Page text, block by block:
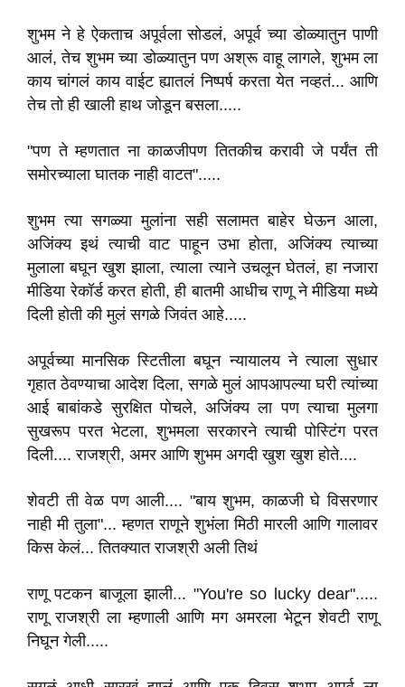
शुभम ने हे ऐकताच अपूर्वला सोडलं, अपूर्व च्या डोळ्यातुन पाणी
आलं, तेच शुभम च्या डोळ्यातुन पण अश्रू वाहू लागले, शुभम ला
काय चांगलं काय वाईट ह्यातलं निष्पर्ष करता येत नव्हतं... आणि
तेच तो ही खाली हाथ जोडून बसला.....
"पण ते म्हणतात ना काळजीपण तितकीच करावी जे पर्यंत ती
समोरच्याला घातक नाही वाटत".....
शुभम त्या सगळ्या मुलांना सही सलामत बाहेर घेऊन आला,
अजिंक्य इथं त्याची वाट पाहून उभा होता, अजिंक्य त्याच्या
मुलाला बघून खुश झाला, त्याला त्याने उचलून घेतलं, हा नजारा
मीडिया रेकॉर्ड करत होती, ही बातमी आधीच राणू ने मीडिया मध्ये
दिली होती की मुलं सगळे जिवंत आहे.....
अपूर्वच्या मानसिक स्टितीला बघून न्यायालय ने त्याला सुधार
गृहात ठेवण्याचा आदेश दिला, सगळे मुलं आपआपल्या घरी त्यांच्या
आई बाबांकडे सुरक्षित पोचले, अजिंक्य ला पण त्याचा मुलगा
सुखरूप परत भेटला, शुभमला सरकारने त्याची पोस्टिंग परत
दिली.... राजश्री, अमर आणि शुभम अगदी खुश खुश होते....
शेवटी ती वेळ पण आली.... "बाय शुभम, काळजी घे विसरणार
नाही मी तुला"... म्हणत राणूने शुभंला मिठी मारली आणि गालावर
किस केलं... तितक्यात राजश्री अली तिथं
राणू पटकन बाजूला झाली... "You're so lucky dear".....
राणू राजश्री ला म्हणाली आणि मग अमरला भेटून शेवटी राणू
निघून गेली.....